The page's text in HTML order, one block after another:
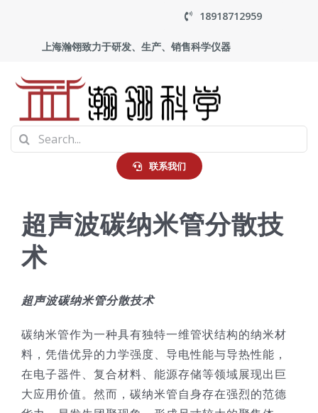
content
18918712959
上海瀚翎致力于研发、生产、销售科学仪器
首页
应用
走进瀚翎
技术服务
公司新闻
Search
for:
联系我们
超声波碳纳米管分散技
术
超声波碳纳米管分散技术
碳纳米管作为一种具有独特一维管状结构的纳米材
料，凭借优异的力学强度、导电性能与导热性能，
在电子器件、复合材料、能源存储等领域展现出巨
大应用价值。然而，碳纳米管自身存在强烈的范德